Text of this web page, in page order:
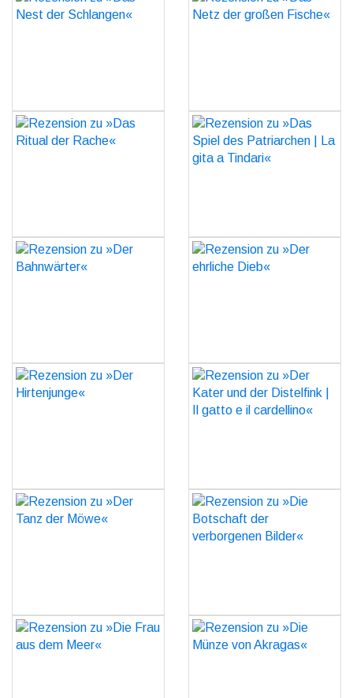
der Schlangen«
der großen Fische«
Rezension zu »Das Ritual
der Rache«
Rezension zu »Das Spiel
des Patriarchen | La gita
a Tindari«
Rezension zu »Der
Bahnwärter«
Rezension zu »Der
ehrliche Dieb«
Rezension zu »Der
Hirtenjunge«
Rezension zu »Der Kater
und der Distelfink | Il
gatto e il cardellino«
Rezension zu »Der Tanz
der Möwe«
Rezension zu »Die
Botschaft der
verborgenen Bilder«
Rezension zu »Die Frau
aus dem Meer«
Rezension zu »Die Münze
von Akragas«